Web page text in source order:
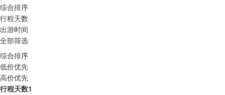
综合排序
行程天数
出游时间
全部筛选
综合排序
低价优先
高价优先
行程天数1